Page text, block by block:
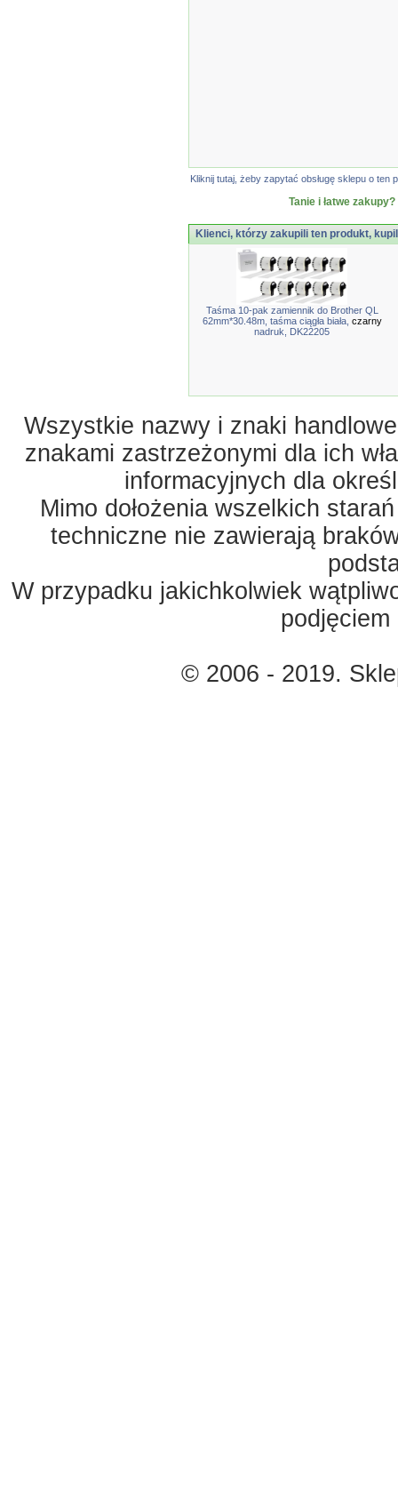
Kliknij tutaj, żeby zapytać obsługę sklepu o
Tanie i łatwe
Klienci, którzy zakupili ten produkt,
Taśma 10-pak zamiennik do Brother QL
62mm*30.48m, taśma ciągła biała, czarny
nadruk, DK22205
Wszystkie nazwy i znaki
znakami zastrzeżonymi dla ich
informacyjnych dla
Mimo dołożenia wszelkich
techniczne nie zawierają
W przypadku jakichkolwiek
© 2006 - 2019.